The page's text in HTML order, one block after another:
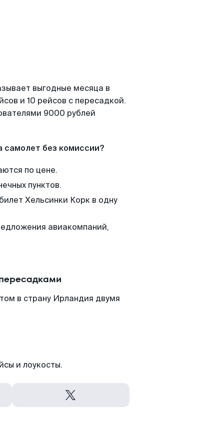
выгодные месяца в
и 10 рейсов с пересадкой.
9000 рублей
самолет без комиссии?
по цене.
пунктов.
Хельсинки Корк в одну
авиакомпаний,
в страну Ирландия двумя
и лоукосты.